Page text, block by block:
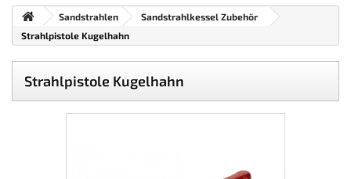
Sandstrahlen
Sandstrahlkessel Zubehör
Strahlpistole Kugelhahn
Strahlpistole Kugelhahn